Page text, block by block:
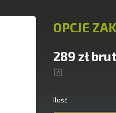
OPCJE
289 zł
Ilość